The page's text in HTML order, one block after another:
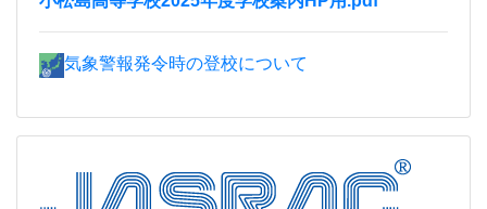
気象警報発令時の登校について